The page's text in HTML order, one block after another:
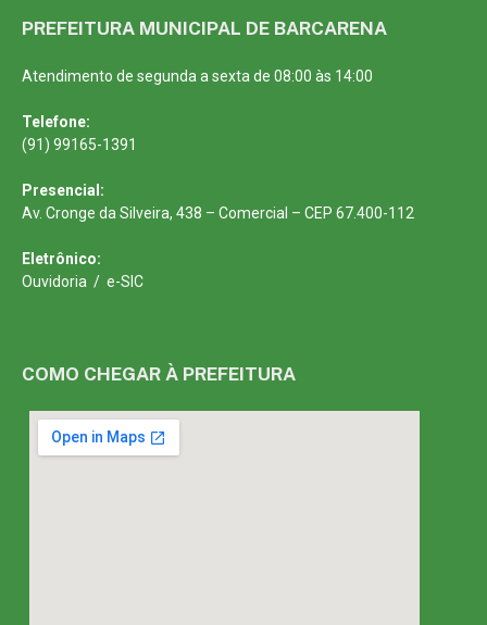
PREFEITURA MUNICIPAL DE BARCARENA
Atendimento de segunda a sexta de 08:00 às 14:00
Telefone:
(91) 99165-1391
Presencial:
Av. Cronge da Silveira, 438 – Comercial – CEP 67.400-112
Eletrônico:
Ouvidoria / e-SIC
COMO CHEGAR À PREFEITURA